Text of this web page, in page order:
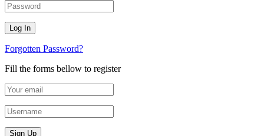
Forgotten Password?
Fill the forms bellow to register